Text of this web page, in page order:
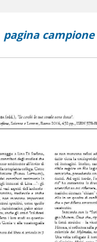
pagina campione